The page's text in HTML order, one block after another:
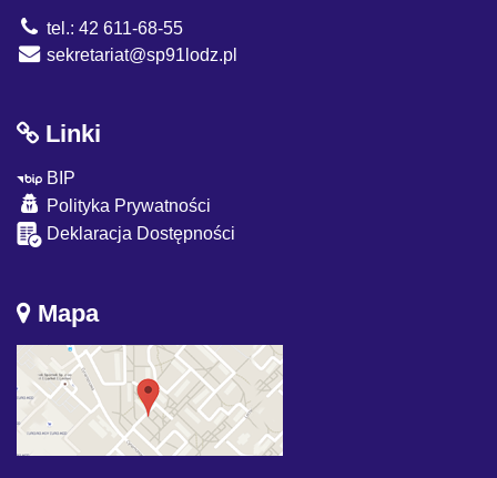
tel.: 42 611-68-55
sekretariat@sp91lodz.pl
Linki
BIP
Polityka Prywatności
Deklaracja Dostępności
Mapa